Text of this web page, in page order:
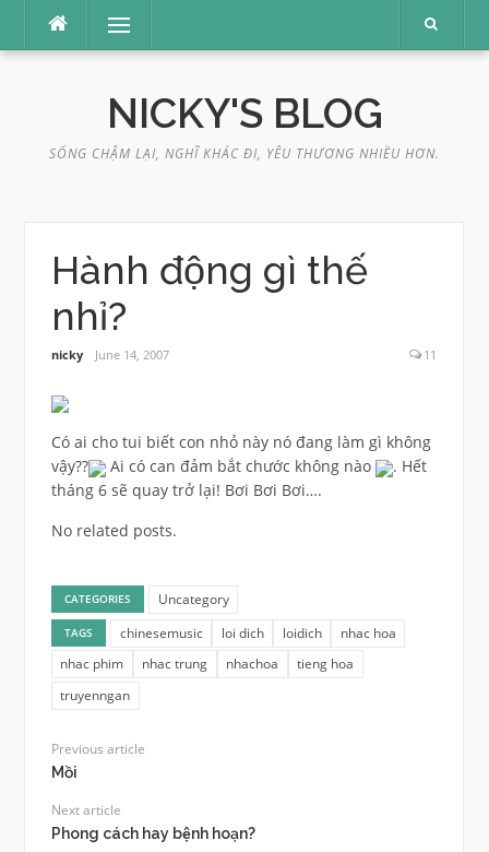
content
Menu
NICKY'S BLOG
SỐNG CHẬM LẠI, NGHĨ KHÁC ĐI, YÊU THƯƠNG NHIỀU HƠN.
Hành động gì thế
nhỉ?
nicky June 14, 2007 11
Có ai cho tui biết con nhỏ này nó đang làm gì không
vậy??
Ai có can đảm bắt chước không nào
. Hết
tháng 6 sẽ quay trở lại! Bơi Bơi Bơi….
No related posts.
CATEGORIES Uncategory
TAGS chinesemusic loi dich loidich
nhac hoa
nhac phim
nhac trung nhachoa
tieng hoa
truyenngan
Previous article
Mồi
Next article
Phong cách hay bệnh hoạn?